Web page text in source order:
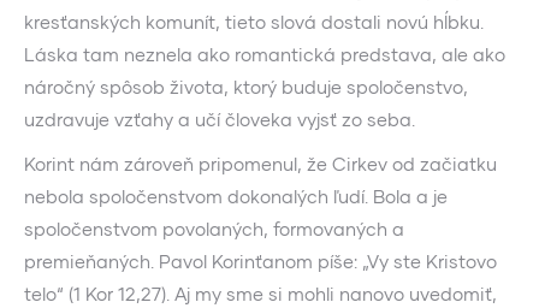
kresťanských komunít, tieto slová dostali novú hĺbku.
Láska tam neznela ako romantická predstava, ale ako
náročný spôsob života, ktorý buduje spoločenstvo,
uzdravuje vzťahy a učí človeka vyjsť zo seba.
Korint nám zároveň pripomenul, že Cirkev od začiatku
nebola spoločenstvom dokonalých ľudí. Bola a je
spoločenstvom povolaných, formovaných a
premieňaných. Pavol Korinťanom píše: „Vy ste Kristovo
telo“ (1 Kor 12,27). Aj my sme si mohli nanovo uvedomiť,